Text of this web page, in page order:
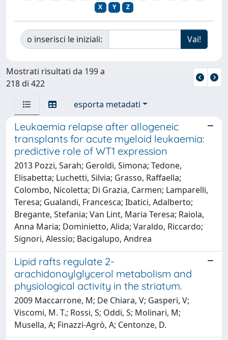
X
Y Z
o inserisci le iniziali:
Mostrati risultati da 199 a
218 di 422
esporta metadati
Leukaemia relapse after allogeneic
transplants for acute myeloid leukaemia:
predictive role of WT1 expression
2013 Pozzi, Sarah; Geroldi, Simona; Tedone,
Elisabetta; Luchetti, Silvia; Grasso, Raffaella;
Colombo, Nicoletta; Di Grazia, Carmen; Lamparelli,
Teresa; Gualandi, Francesca; Ibatici, Adalberto;
Bregante, Stefania; Van Lint, Maria Teresa; Raiola,
Anna Maria; Dominietto, Alida; Varaldo, Riccardo;
Signori, Alessio; Bacigalupo, Andrea
Lipid rafts regulate 2-
arachidonoylglycerol metabolism and
physiological activity in the striatum.
2009 Maccarrone, M; De Chiara, V; Gasperi, V;
Viscomi, M. T.; Rossi, S; Oddi, S; Molinari, M;
Musella, A; Finazzi-Agrò, A; Centonze, D.